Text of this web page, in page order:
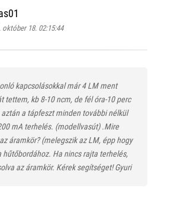
október 18. 02:15:44
kapcsolásokkal már 4 LM ment
tettem, kb 8-10 ncm, de fél óra-10 perc
a tápfeszt minden további nélkül
mA terhelés. (modellvasút) .Mire
áramkör? (melegszik az LM, épp hogy
hűtőbordához. Ha nincs rajta terhelés,
az áramkör. Kérek segítséget! Gyuri